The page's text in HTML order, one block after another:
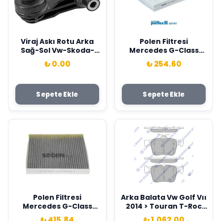
Viraj Askı Rotu Arka
Sağ-Sol Vw-Skoda-
Seat-Cupra-Audi-
Golf7-Golf8-Passat-
5WA505465B-
5Q0505465A-
5Q0505465C
₺ 0.00
Sepete Ekle
Polen Filtresi
Mercedes G-Class
W461 W463 . Audi A2 .
Seat Cordoba İbiza .
Purflux A4638300018-
6Q0820367
₺ 254.60
Sepete Ekle
Polen Filtresi
Mercedes G-Class
W461 W463 . Audi A2 .
Arka Balata Vw Golf Vıı
2014 > Touran T-Roc
2018 > Audi A3 2014